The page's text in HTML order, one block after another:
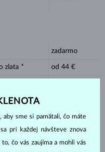
zadarmo
zlata * od 44 €
ródia.
sme si pamätali, čo máte
pri každej návšteve znova
čo vás zaujíma a mohli vás